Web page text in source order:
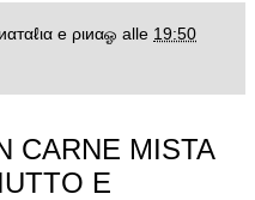
e ριиαஓ alle 19:50
CARNE MISTA
E